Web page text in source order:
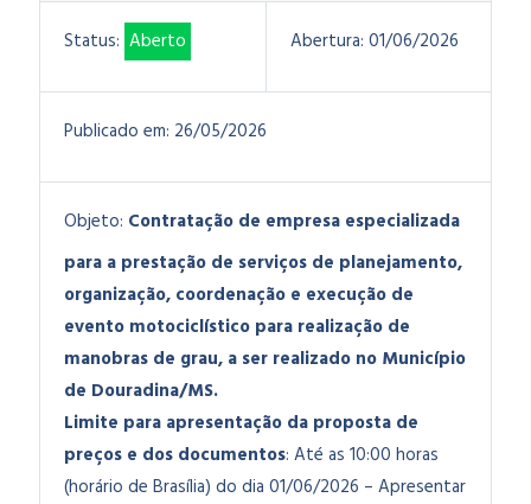
Status: Aberto Abertura: 01/06/2026
Publicado em: 26/05/2026
Objeto: Contratação de empresa especializada
para a prestação de serviços de planejamento,
organização, coordenação e execução de
evento motociclístico para realização de
manobras de grau, a ser realizado no Município
de Douradina/MS.
Limite para apresentação da proposta de
preços e dos documentos: Até as 10:00 horas
(horário de Brasília) do dia 01/06/2026 – Apresentar